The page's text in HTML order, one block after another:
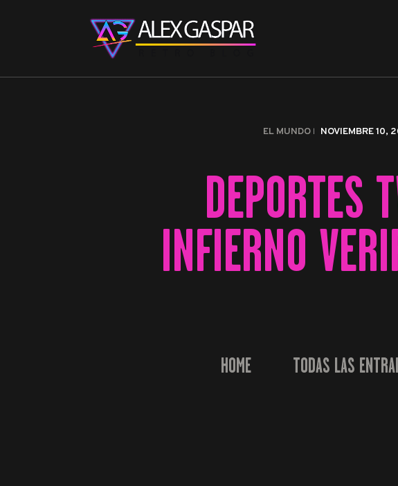
EL MUNDO NOVIEMBRE 10,
DEPORTES
INFIERNO
HOME TODAS LAS
CINE Y
APPS &